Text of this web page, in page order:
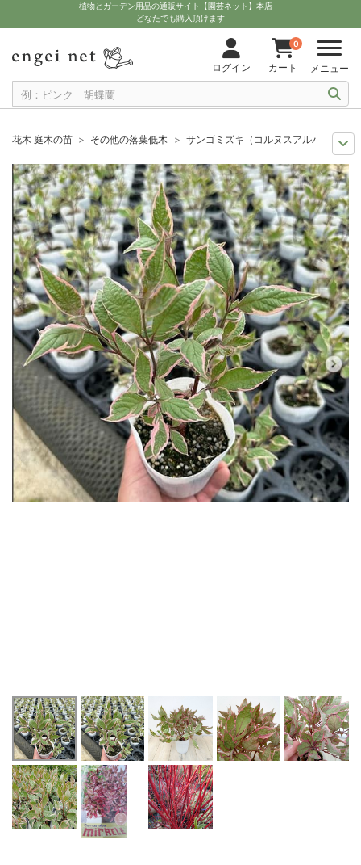
植物とガーデン用品の通販サイト【園芸ネット】本店
どなたでも購入頂けます
ログイン
0
カート メニュー
花木 庭木の苗 その他の落葉低木
サンゴミズキ（コルヌスアルバ）：ミ
セール
花木の苗 サンゴミズキ（コルヌスアルバ）：ミラクル3号ポット